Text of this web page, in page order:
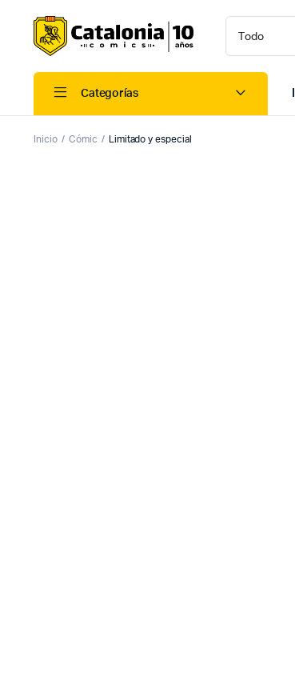
Categorías
Inicio Cómic Limitado y especial